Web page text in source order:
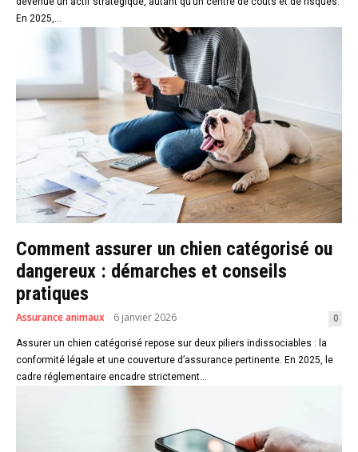
En 2025,...
Comment assurer un chien catégorisé ou
dangereux : démarches et conseils
pratiques
Assurance animaux 6 janvier 2026 0
Assurer un chien catégorisé repose sur deux piliers indissociables : la
conformité légale et une couverture d’assurance pertinente. En 2025, le
cadre réglementaire encadre strictement...